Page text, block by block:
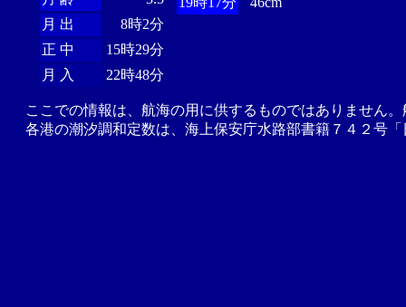
月 出
8時2分
正 中
15時29分
月 入
22時48分
ここでの情報は、航海の用に供するものではありません
各港の潮汐調和定数は、海上保安庁水路部書籍７４２号